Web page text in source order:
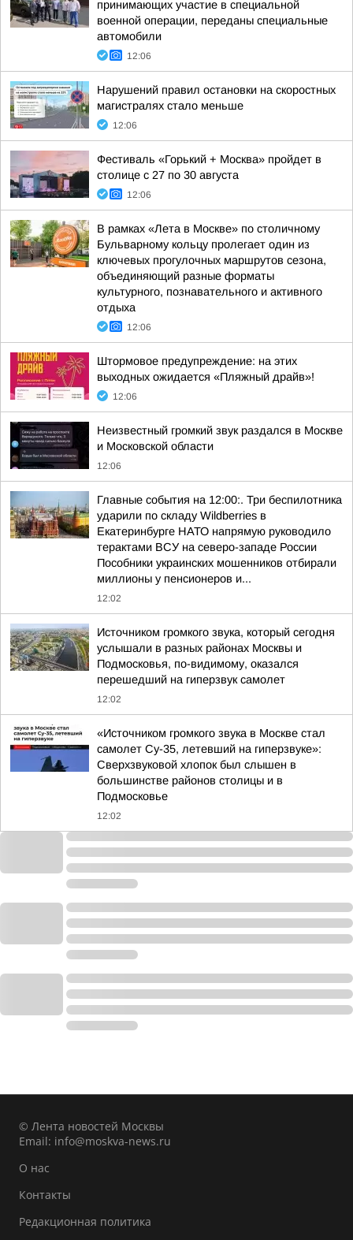
принимающих участие в специальной
военной операции, переданы специальные
автомобили
12:06
Нарушений правил остановки на скоростных
магистралях стало меньше
12:06
Фестиваль «Горький + Москва» пройдет в
столице с 27 по 30 августа
12:06
В рамках «Лета в Москве» по столичному
Бульварному кольцу пролегает один из
ключевых прогулочных маршрутов сезона,
объединяющий разные форматы
культурного, познавательного и активного
отдыха
12:06
Штормовое предупреждение: на этих
выходных ожидается «Пляжный драйв»!
12:06
Неизвестный громкий звук раздался в Москве
и Московской области
12:06
Главные события на 12:00:. Три беспилотника
ударили по складу Wildberries в
Екатеринбурге НАТО напрямую руководило
терактами ВСУ на северо-западе России
Пособники украинских мошенников отбирали
миллионы у пенсионеров и...
12:02
Источником громкого звука, который сегодня
услышали в разных районах Москвы и
Подмосковья, по-видимому, оказался
перешедший на гиперзвук самолет
12:02
«Источником громкого звука в Москве стал
самолет Су-35, летевший на гиперзвуке»:
Сверхзвуковой хлопок был слышен в
большинстве районов столицы и в
Подмосковье
12:02
© Лента новостей Москвы
Email: info@moskva-news.ru
О нас
Контакты
Редакционная политика